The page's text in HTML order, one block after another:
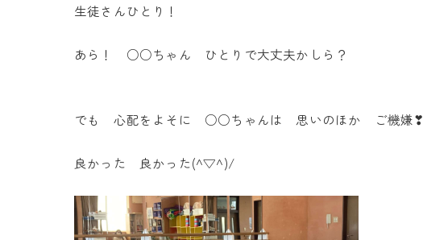
生徒さんひとり！
あら！ ○○ちゃん ひとりで大丈夫かしら？
でも 心配をよそに ○○ちゃんは 思いのほか ご機嫌❣
良かった 良かった(^▽^)/